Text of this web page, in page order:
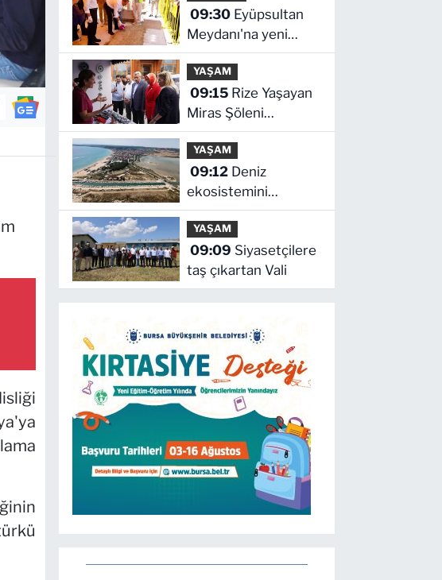
09:30
Meydanı'na yeni
düzenleme
YAŞAM
09:15
Miras Şöleni
coşkuyla başladı
YAŞAM
09:12
ekosistemini
koruyacak proje
YAŞAM
09:09
taş çıkartan Vali